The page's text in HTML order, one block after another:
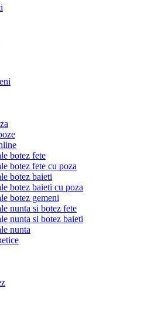
botez fete
botez fete cu poza
botez baieti
botez baieti cu poza
botez gemeni
nunta si botez fete
nunta si botez baieti
nunta